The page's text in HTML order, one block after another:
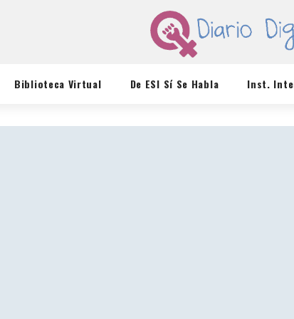
Biblioteca Virtual De ESI Sí Se Habla Inst.